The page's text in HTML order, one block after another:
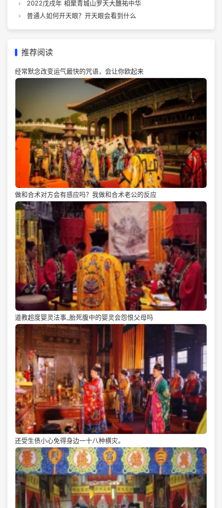
2022戊戌年 相聚青城山罗天大醮祐中华
普通人如何开天眼？开天眼会看到什么
推荐阅读
经常默念改变运气最快的咒语，会让你欧起来
做和合术对方会有感应吗？我做和合术老公的反应
道教超度婴灵法事_胎死腹中的婴灵会怨恨父母吗
还受生债小心免得身边一十八种横灾。